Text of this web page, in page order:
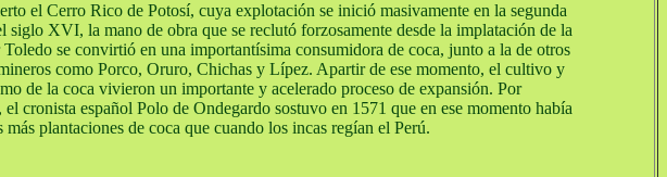
el Cerro Rico de Potosí, cuya explotación se inició masivamente en la segunda
siglo XVI, la mano de obra que se reclutó forzosamente desde la implatación de la
se convirtió en una importantísima consumidora de coca, junto a la de otros
como Porco, Oruro, Chichas y Lípez. Apartir de ese momento, el cultivo y
de la coca vivieron un importante y acelerado proceso de expansión. Por
el cronista español Polo de Ondegardo sostuvo en 1571 que en ese momento había
más plantaciones de coca que cuando los incas regían el Perú.